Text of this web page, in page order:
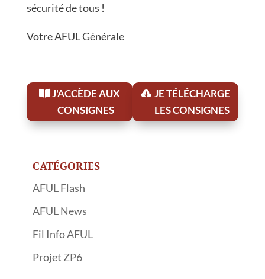
sécurité de tous !
Votre AFUL Générale
J'ACCÈDE AUX
CONSIGNES
JE TÉLÉCHARGE
LES CONSIGNES
CATÉGORIES
AFUL Flash
AFUL News
Fil Info AFUL
Projet ZP6